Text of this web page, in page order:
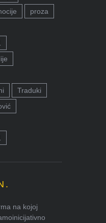
proza
Traduki
na kojoj